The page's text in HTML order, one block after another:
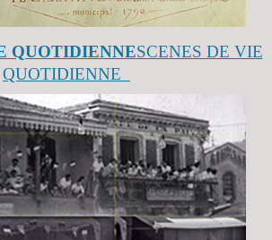
QUOTIDIENNESCENES DE VIE
QUOTIDIENNE